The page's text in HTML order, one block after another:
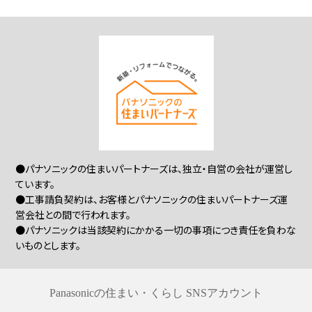
●パナソニックの住まいパートナーズは、独立・自営の会社が運営し
ています。
●工事請負契約は、お客様とパナソニックの住まいパートナーズ運
営会社との間で行われます。
●パナソニックは当該契約にかかる一切の事項につき責任を負わな
いものとします。
Panasonicの住まい・くらし SNSアカウント